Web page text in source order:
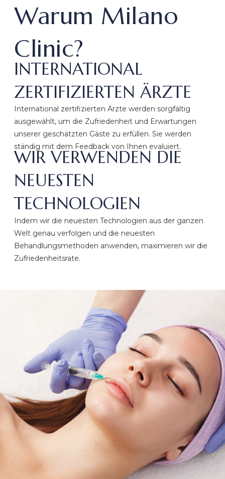
Warum Milano
Clinic?
INTERNATIONAL
ZERTIFIZIERTEN ÄRZTE
International zertifizierten Ärzte werden sorgfältig
ausgewählt, um die Zufriedenheit und Erwartungen
unserer geschätzten Gäste zu erfüllen. Sie werden
ständig mit dem Feedback von Ihnen evaluiert.
WIR VERWENDEN DIE
NEUESTEN
TECHNOLOGIEN
Indem wir die neuesten Technologien aus der ganzen
Welt genau verfolgen und die neuesten
Behandlungsmethoden anwenden, maximieren wir die
Zufriedenheitsrate.